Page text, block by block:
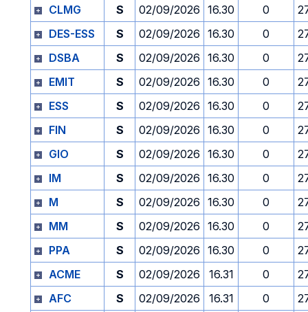
CLMG
S 02/09/2026 16.30 0
DES-ESS
S 02/09/2026 16.30 0
DSBA
S 02/09/2026 16.30 0
EMIT
S 02/09/2026 16.30 0
ESS
S 02/09/2026 16.30 0
FIN
S 02/09/2026 16.30 0
GIO
S 02/09/2026 16.30 0
IM
S 02/09/2026 16.30 0
M
S 02/09/2026 16.30 0
MM
S 02/09/2026 16.30 0
PPA
S 02/09/2026 16.30 0
ACME
S 02/09/2026 16.31 0
AFC
S 02/09/2026 16.31 0